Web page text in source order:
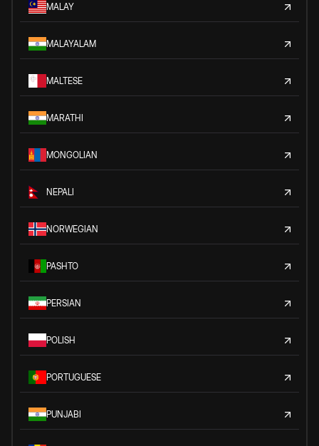
MALAY
MALAYALAM
MALTESE
MARATHI
MONGOLIAN
NEPALI
NORWEGIAN
PASHTO
PERSIAN
POLISH
PORTUGUESE
PUNJABI